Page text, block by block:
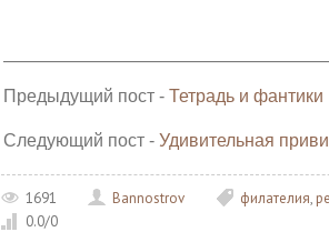
Предыдущий пост - Тетрадь и фантики
Следующий пост - Удивительная
1691 Bannostrov филателия,
0.0/0